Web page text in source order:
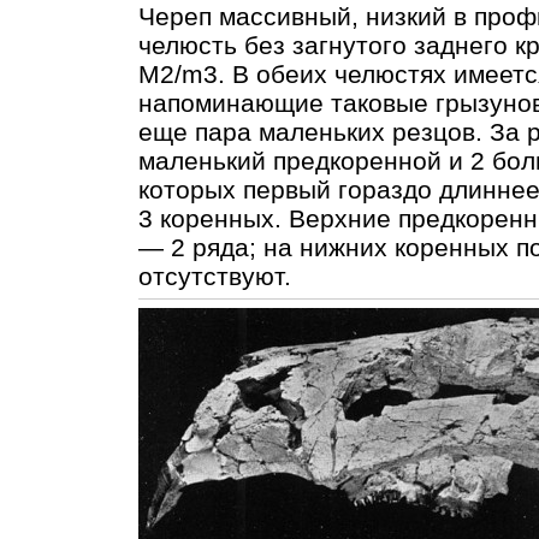
Череп массивный, низкий в
челюсть без загнутого заднего
M2/m3. В обеих челюстях
напоминающие таковые
еще пара маленьких резцов. За
маленький предкоренной и 2
которых первый гораздо
3 коренных. Верхние
— 2 ряда; на нижних коренных
отсутствуют.